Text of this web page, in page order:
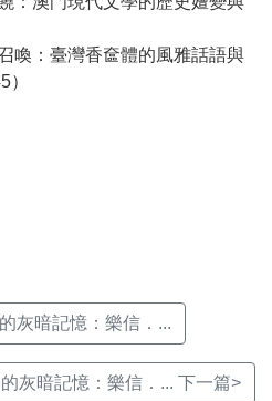
喚：臺灣香奩體的風雅話語與
灰暗記憶：樂信．...
的灰暗記憶：樂信．... 下一篇>